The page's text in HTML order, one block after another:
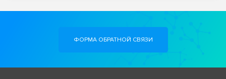
ФОРМА ОБРАТНОЙ СВЯЗИ